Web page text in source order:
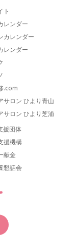
ト
レンダー
カレンダー
レンダー
.com
サロン ひより青山
サロン ひより芝浦
援団体
援機構
献金
懇話会